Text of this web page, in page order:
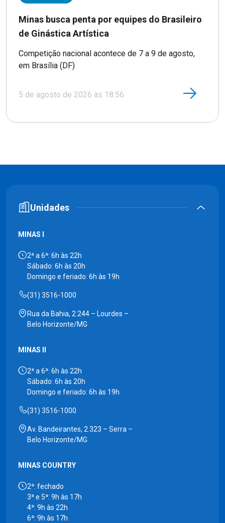
Minas busca penta por equipes do Brasileiro
de Ginástica Artística
Competição nacional acontece de 7 a 9 de agosto,
em Brasília (DF)
5 de agosto de 2026 às 18:56
Unidades
MINAS I
2ª a 6ª: 6h às 22h
Sábado: 6h às 20h
Domingo e feriado: 6h às 19h
(31) 3516-1000
Rua da Bahia, 2.244 – Lourdes –
Belo Horizonte/MG
MINAS II
2ª a 6ª: 6h às 22h
Sábado: 6h às 20h
Domingo e feriado: 6h às 19h
(31) 3516-1000
Av. Bandeirantes, 2.323 – Serra –
Belo Horizonte/MG
MINAS COUNTRY
2ª: fechado
3ª e 5ª: 9h às 17h
4ª: 9h às 22h
6ª: 9h às 17h